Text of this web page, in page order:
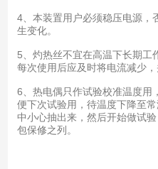
4、本装置用户必须稳压电源，
生变化。
5、灼热丝不宜在高温下长期工
每次使用后应及时将电流减少，
6、热电偶只作试验校准温度用
便下次试验用，待温度下降至
中小心抽出来，然后开始做试
包保修之列。